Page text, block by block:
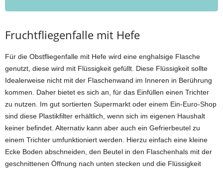
Fruchtfliegenfalle mit Hefe
Für die Obstfliegenfalle mit Hefe wird eine enghalsige Flasche
genutzt, diese wird mit Flüssigkeit gefüllt. Diese Flüssigkeit sollte
Idealerweise nicht mit der Flaschenwand im Inneren in Berührung
kommen. Daher bietet es sich an, für das Einfüllen einen Trichter
zu nutzen. Im gut sortierten Supermarkt oder einem Ein-Euro-Shop
sind diese Plastikfilter erhältlich, wenn sich im eigenen Haushalt
keiner befindet. Alternativ kann aber auch ein Gefrierbeutel zu
einem Trichter umfunktioniert werden. Hierzu einfach eine kleine
Ecke Boden abschneiden, den Beutel in den Flaschenhals mit der
geschnittenen Öffnung nach unten stecken und die Flüssigkeit